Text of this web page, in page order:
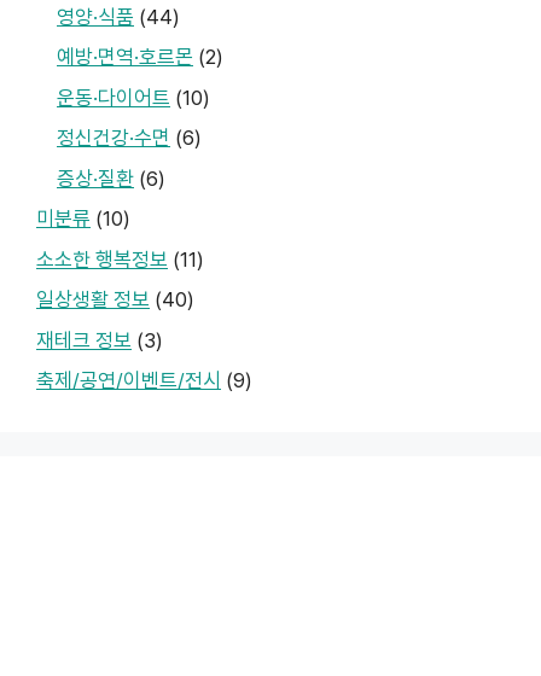
영양·식품 (44)
예방·면역·호르몬 (2)
운동·다이어트 (10)
정신건강·수면 (6)
증상·질환 (6)
미분류 (10)
소소한 행복정보 (11)
일상생활 정보 (40)
재테크 정보 (3)
축제/공연/이벤트/전시 (9)